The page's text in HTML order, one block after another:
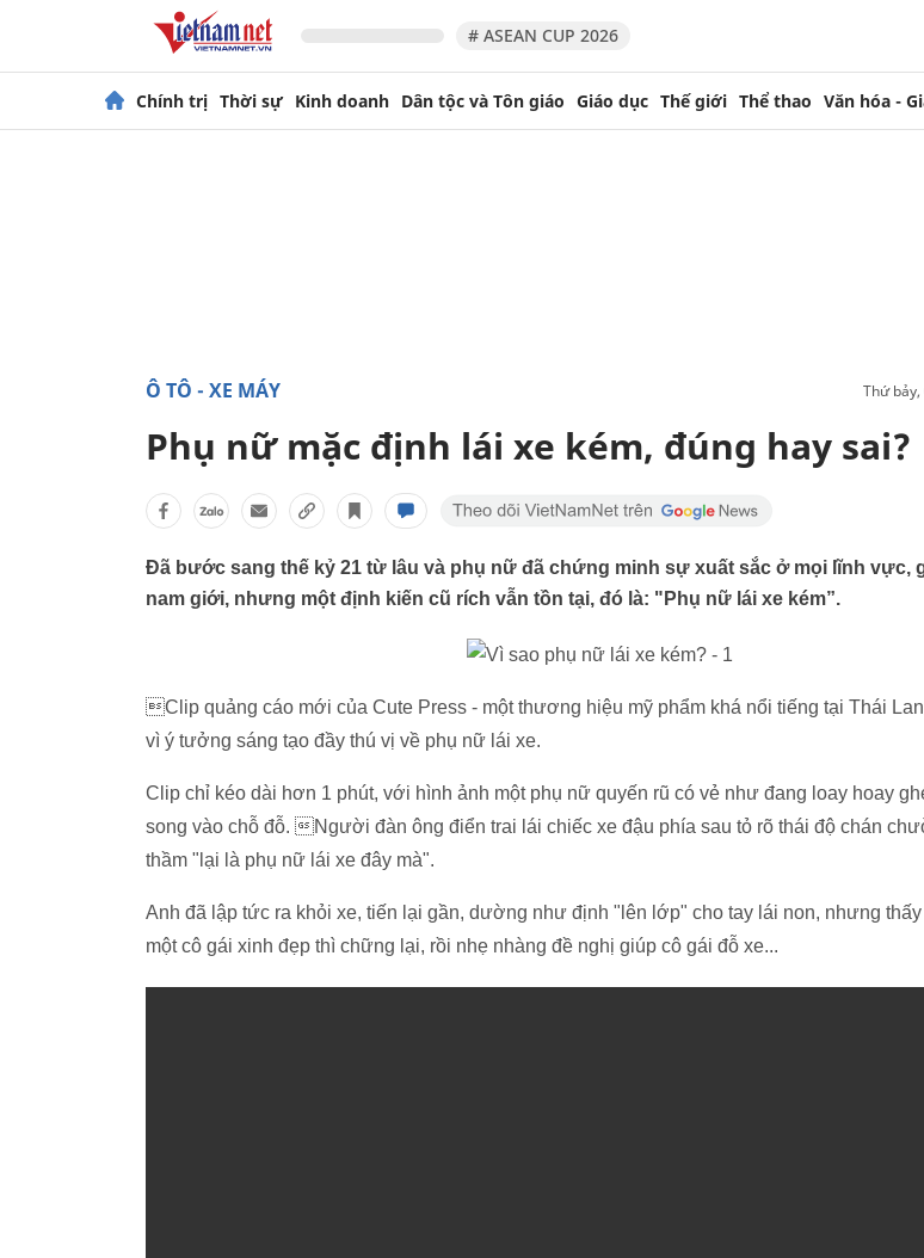
# ASEAN CUP 2026
Chính trị Thời sự Kinh doanh Dân tộc và Tôn giáo Giáo dục Thế giới Thể thao Văn hóa -
Ô TÔ - XE MÁY thứ
Phụ nữ mặc định lái xe kém, đúng hay sai?
Đã bước sang thế kỷ 21 từ lâu và phụ nữ đã chứng minh sự xuất sắc ở mọi lĩnh vực,
nam giới, nhưng một định kiến cũ rích vẫn tồn tại, đó là: "Phụ nữ lái xe kém”.
Clip quảng cáo mới của Cute Press - một thương hiệu mỹ phẩm khá nổi tiếng tại Thái
vì ý tưởng sáng tạo đầy thú vị về phụ nữ lái xe.
Clip chỉ kéo dài hơn 1 phút, với hình ảnh một phụ nữ quyến rũ có vẻ như đang loay hoay
song vào chỗ đỗ. Người đàn ông điển trai lái chiếc xe đậu phía sau tỏ rõ thái độ chán
thầm "lại là phụ nữ lái xe đây mà".
Anh đã lập tức ra khỏi xe, tiến lại gần, dường như định "lên lớp" cho tay lái non, nhưng
một cô gái xinh đẹp thì chững lại, rồi nhẹ nhàng đề nghị giúp cô gái đỗ xe...